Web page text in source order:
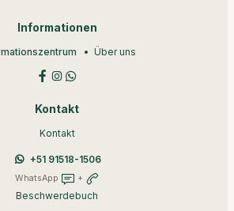
Informationen
Über uns
Kontakt
Kontakt
+51 91518-1506
WhatsApp +
Beschwerdebuch